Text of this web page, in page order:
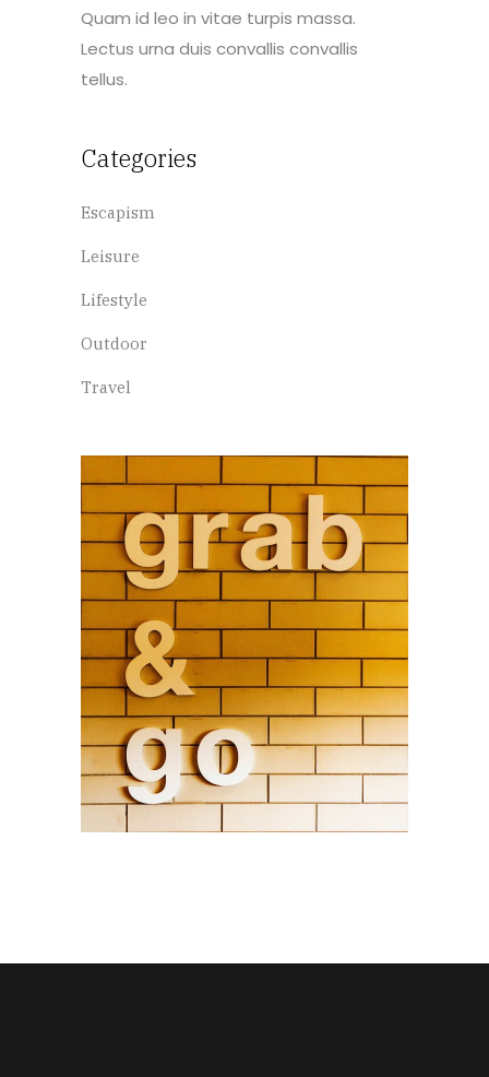
Quam id leo in vitae turpis massa.
Lectus urna duis convallis convallis
tellus.
Categories
Escapism
Leisure
Lifestyle
Outdoor
Travel